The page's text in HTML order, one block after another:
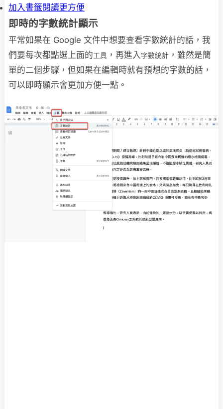
加入書籤閱讀更方便
即時的字數統計顯示
平常如果在 Google 文件中想要查看字數統計的話，我
們要每次都點選上面的工具 ，再進入 字數統計 ，雖然是簡
單的二個步驟，但如果在編輯時就有預想的字數的話，
可以即時顯示會更加方便一點。